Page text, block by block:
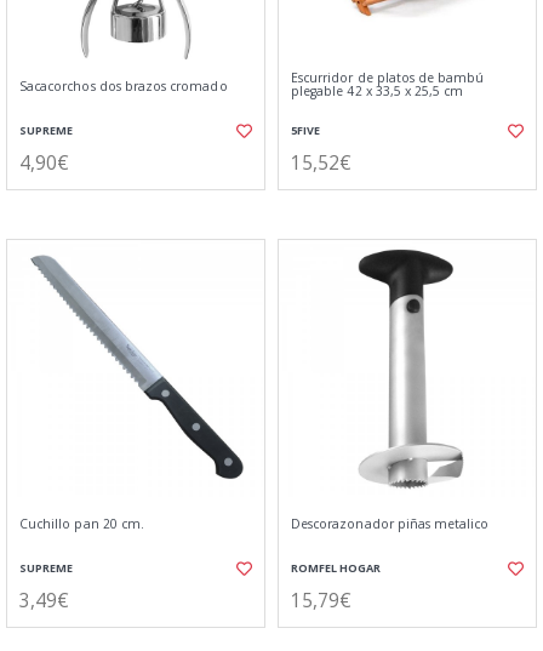
Sacacorchos dos brazos cromado
SUPREME
4,90€
Escurridor de platos de bambú
plegable 42 x 33,5 x 25,5 cm
5FIVE
15,52€
Cuchillo pan 20 cm.
SUPREME
3,49€
Descorazonador piñas metalico
ROMFEL HOGAR
15,79€